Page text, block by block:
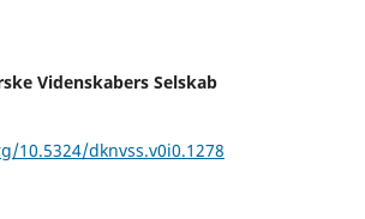
Videnskabers Selskab
10.5324/dknvss.v0i0.1278